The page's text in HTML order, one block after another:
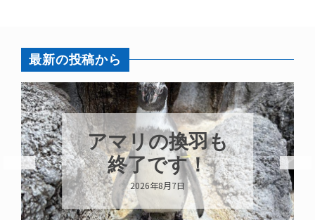
最新の投稿から
アマリの換羽も
終了です！
2026年8月7日